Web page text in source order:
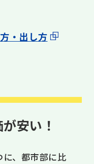
・出し方
安い！
、都市部に比